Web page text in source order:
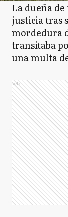
La dueña
justicia tras
mordedura
transitaba
una multa
Ads